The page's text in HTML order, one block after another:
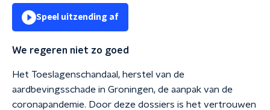
Speel uitzending af
We regeren niet zo goed
Het Toeslagenschandaal, herstel van de
aardbevingsschade in Groningen, de aanpak van de
coronapandemie. Door deze dossiers is het vertrouwen